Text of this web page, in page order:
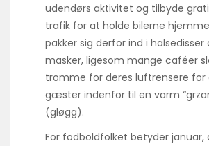
udendørs aktivitet og tilbyde
trafik for at holde bilerne
pakker sig derfor ind i halsedisser
masker, ligesom mange caféer
tromme for deres luftrensere for
gæster indenfor til en varm
(gløgg).
For fodboldfolket betyder januar,